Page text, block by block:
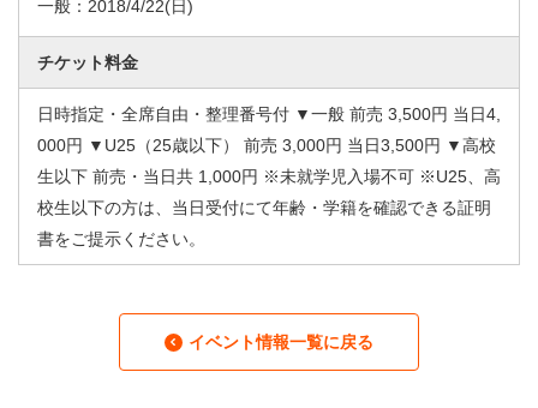
一般： 2018/4/22(日)
チケット料金
日時指定・全席自由・整理番号付 ▼一般 前売 3,500円 当日4,
000円 ▼U25（25歳以下） 前売 3,000円 当日3,500円 ▼高校
生以下 前売・当日共 1,000円 ※未就学児入場不可 ※U25、高
校生以下の方は、当日受付にて年齢・学籍を確認できる証明
書をご提示ください。
イベント情報一覧に戻る